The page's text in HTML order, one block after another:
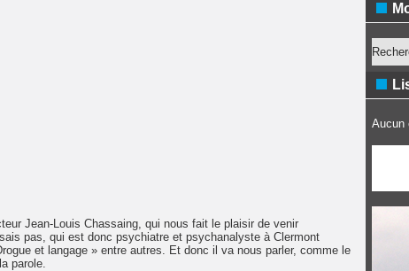
Jean-Louis Chassaing, qui nous fait le plaisir de venir
pas, qui est donc psychiatre et psychanalyste à Clermont
et langage » entre autres. Et donc il va nous parler, comme le
parole.
Aucun